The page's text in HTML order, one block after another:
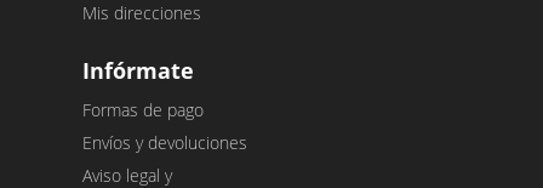
Mis direcciones
Infórmate
Formas de pago
Envíos y devoluciones
Aviso legal y